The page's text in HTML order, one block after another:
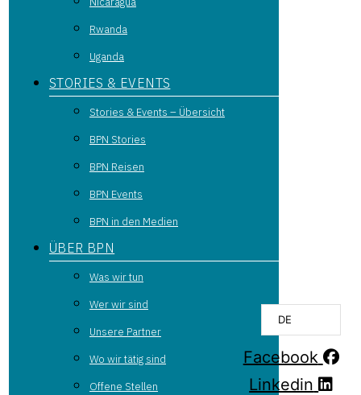
Rwanda
Uganda
STORIES & EVENTS
Stories & Events – Übersicht
BPN Stories
BPN Reisen
BPN Events
BPN in den Medien
ÜBER BPN
Was wir tun
Wer wir sind
Unsere Partner
Wo wir tätig sind
Offene Stellen
DE
Facebook
Linkedin